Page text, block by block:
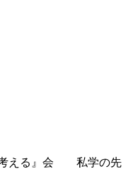
考える』会 私学の先